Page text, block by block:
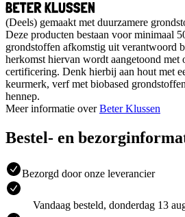
(Deels) gemaakt met duurzamere
Deze producten bestaan voor minimaal
grondstoffen afkomstig uit verantwoord
herkomst hiervan wordt aangetoond met
certificering. Denk hierbij aan hout met
keurmerk, verf met biobased
hennep.
Meer informatie overBeter Klussen
Bestel- en
Bezorgd door onze leverancier
Vandaag besteld, donderdag 13